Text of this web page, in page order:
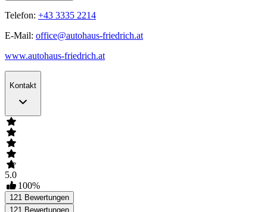
Telefon: +43 3335 2214
E-Mail: office@autohaus-friedrich.at
www.autohaus-friedrich.at
Kontakt
5.0
100%
121 Bewertungen
121 Bewertungen